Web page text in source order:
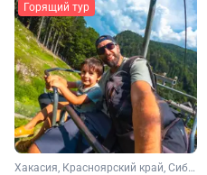
Горящий тур
Хакасия, Красноярский край, Сибирь